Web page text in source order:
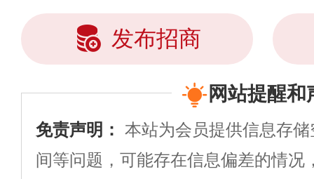
发布招商
网站提醒和
免责声明： 本站为会员提供信息存
间等问题，可能存在信息偏差的情况